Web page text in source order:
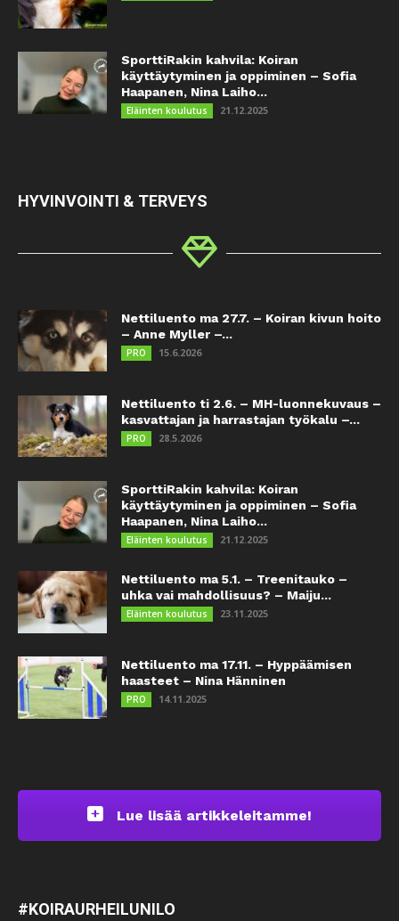
SporttiRakin kahvila: Koiran
käyttäytyminen ja oppiminen – Sofia
Haapanen, Nina Laiho...
Eläinten koulutus 21.12.2025
HYVINVOINTI & TERVEYS
Nettiluento ma 27.7. – Koiran kivun hoito
– Anne Myller –...
PRO 15.6.2026
Nettiluento ti 2.6. – MH-luonnekuvaus –
kasvattajan ja harrastajan työkalu –...
PRO 28.5.2026
SporttiRakin kahvila: Koiran
käyttäytyminen ja oppiminen – Sofia
Haapanen, Nina Laiho...
Eläinten koulutus 21.12.2025
Nettiluento ma 5.1. – Treenitauko –
uhka vai mahdollisuus? – Maiju...
Eläinten koulutus 23.11.2025
Nettiluento ma 17.11. – Hyppäämisen
haasteet – Nina Hänninen
PRO 14.11.2025
Lue lisää artikkeleitamme!
#KOIRAURHEILUNILO